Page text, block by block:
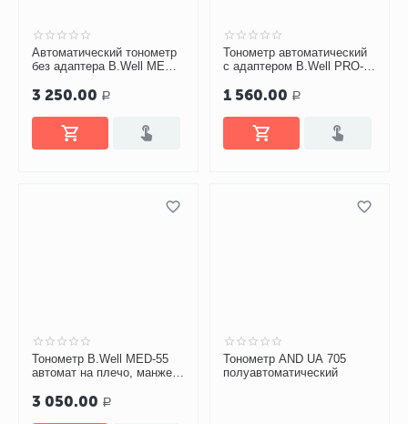
Автоматический тонометр
без адаптера B.Well MED-
3 250.00 Р
Тонометр автоматический
с адаптером B.Well PRO-
1 560.00 Р
Тонометр B.Well MED-55
автомат на плечо, манжета
3 050.00 Р
Тонометр AND UA 705
полуавтоматический